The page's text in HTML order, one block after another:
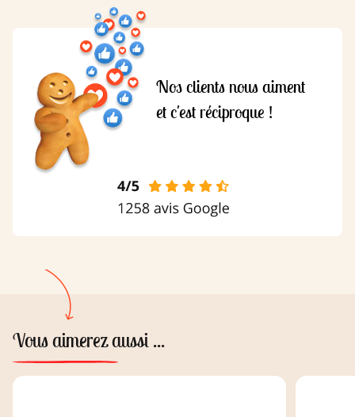
Nos clients nous aiment
et c'est réciproque !
Vous aimerez aussi ...